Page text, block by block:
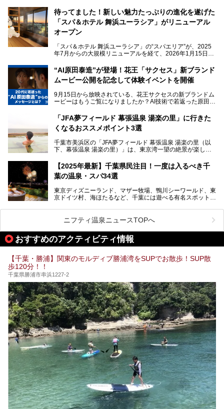
「サウナでしっかりととのいたい」「海が見える絶景で非日
常を味わいたい」「子連れでも気兼ねなく1日過ごした
い」。
そんな多様なニーズに応える施設が揃っているため、その日
の目的に合った施設がきっと見つかるはずです。
さらに最近では、24時間営業で深夜まで滞在できる施設
や、テレワーク・コワーキングスペースを備えた仕事もでき
るスパも増えており、ただの入浴施設にとどまらない進化を
本記事では、人気スーパー銭湯から絶景施設、コワーキング
スペースや休憩スペースが充実した施設、子連れファミリー
向けの施設など、目的に合わせたおすすめの施設を紹介しま
す。
ださい。
待ってました！新しい魅力たっぷりの進化を遂げた
「スパ＆ホテル 舞浜ユーラシア」がリニューアル
オープン
「スパ＆ホテル 舞浜ユーラシア」の“スパエリア”が、2025
年7月からの大規模リニューアルを経て、2026年1月15日
新設エリアや生まれ変わった浴場・サウナの魅力を、人気キ
ャラクター「ユーラシわん」と一緒にご紹介します。必見の
───
提供元：SPA＆HOTEL舞浜ユーラシア【PR】
です。
“AI原田泰造”が登場！花王「サクセス」新ブランド
ムービー公開を記念して体験イベントを開催
9月15日から放映されている、花王サクセスの新ブランドム
ービーはもうご覧になりましたか？AI技術で若返った原田泰
伝えるムービーです。公開を記念して、スパメッツァおおた
か竜泉寺の湯にて体験イベントを開催。花王サクセスの製品
が無料で試せるチャンスです！
提供元：花王株式会社【PR】
この記事は花王株式会社商品のPRレポート記事です。
「JFA夢フィールド 幕張温泉 湯楽の里」に行きた
くなるおススメポイント3選
千葉市美浜区の「JFA夢フィールド 幕張温泉 湯楽の里（以
下、幕張温泉 湯楽の里）」は、東京湾一望の絶景が楽しめ
設備も天然温泉の露天風呂、サウナ、岩盤浴のほか、高濃度
炭酸泉、海の見えるお休み処や食事処、展望抜群の屋上ま
で、年代を問わずたっぷり楽しめます。
今回は人気のこの施設の中でも、特におススメしたい3つの
ポイントについて厳選してお届けします。読めばきっと、行
【2025年最新】千葉県民注目！一度は入るべき千
葉の温泉・スパ34選
東京ディズニーランド、マザー牧場、鴨川シーワールド、東
京ドイツ村、海ほたるなど、千葉には遊べる有名スポットが
県で生まれ、千葉県で育ち、つい最近まで千葉在住だった私
がお勧めする、一度は入るべき千葉の温泉・スパ34選をま
とめました。
ニフティ温泉ニュースTOPへ
おすすめのアクティビティ情報
【千葉・勝浦】関東のモルディブ勝浦湾をSUPでお散歩！SUP散
歩120分！！
千葉県勝浦市串浜1227-2